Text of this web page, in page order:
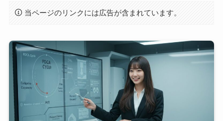
当ページのリンクには広告が含まれています。